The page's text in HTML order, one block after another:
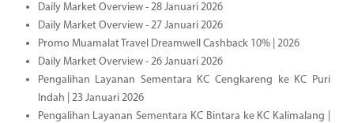
Daily Market Overview - 28 Januari 2026
Daily Market Overview - 27 Januari 2026
Promo Muamalat Travel Dreamwell Cashback 10% | 2026
Daily Market Overview - 26 Januari 2026
Pengalihan Layanan Sementara KC Cengkareng ke KC Puri
Indah | 23 Januari 2026
Pengalihan Layanan Sementara KC Bintara ke KC Kalimalang |